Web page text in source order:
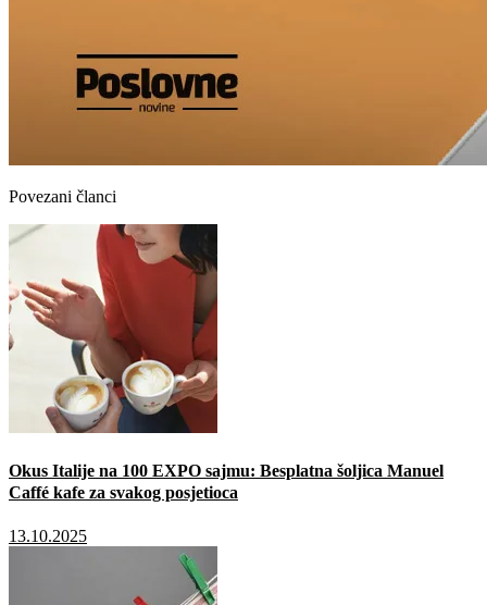
Povezani članci
Okus Italije na 100 EXPO sajmu: Besplatna šoljica Manuel
Caffé kafe za svakog posjetioca
13.10.2025